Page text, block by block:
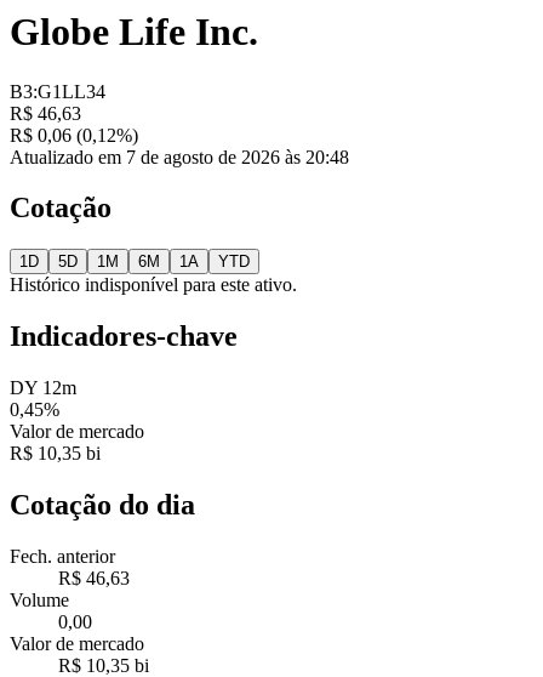
Globe Life Inc.
B3:G1LL34
R$ 46,63
R$ 0,06 (0,12%)
Atualizado em 7 de agosto de 2026 às 20:48
Cotação
1D 5D 1M 6M 1A YTD
Histórico indisponível para este ativo.
Indicadores-chave
DY 12m
0,45%
Valor de mercado
R$ 10,35 bi
Cotação do dia
Fech. anterior
R$ 46,63
Volume
0,00
Valor de mercado
R$ 10,35 bi